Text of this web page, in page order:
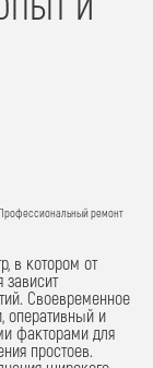
ремонт
в котором от
зависит
Своевременное
оперативный и
факторами для
простоев.